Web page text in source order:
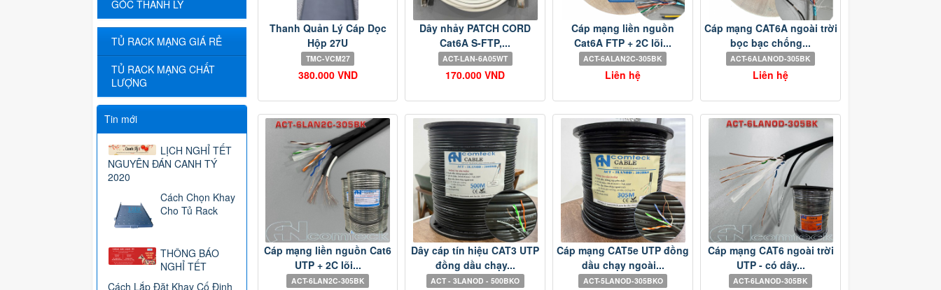
Thanh Quản Lý Cáp Dọc
Hộp 27U
TMC-VCM27
380.000 VND
Dây nhảy PATCH CORD
Cat6A S-FTP,...
ACT-LAN-6A05WT
170.000 VND
Cáp mạng liền nguồn
Cat6A FTP + 2C lõi...
ACT-6ALAN2C-305BK
Liên hệ
Cáp mạng CAT6A ngoài trời
bọc bạc chống...
ACT-6ALANOD-305BK
Liên hệ
Cáp mạng liền nguồn Cat6
UTP + 2C lõi...
ACT-6LAN2C-305BK
Dây cáp tín hiệu CAT3 UTP
đồng dầu chạy...
ACT - 3LANOD - 500BKO
Cáp mạng CAT5e UTP đồng
dầu chạy ngoài...
ACT-5LANOD-305BKO
Cáp mạng CAT6 ngoài trời
UTP - có dây...
ACT-6LANOD-305BK
GÓC THANH LÝ
TỦ RACK MẠNG GIÁ RẺ
TỦ RACK MẠNG CHẤT
LƯỢNG
Tin mới
LỊCH NGHỈ TẾT
NGUYÊN ĐÁN CANH TÝ
2020
Cách Chọn Khay
Cho Tủ Rack
THÔNG BÁO
NGHỈ TẾT
Cách Lắp Đặt Khay Cố Định